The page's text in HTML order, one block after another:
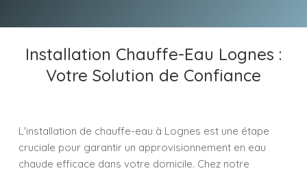
Installation Chauffe-Eau Lognes :
Votre Solution de Confiance
L'installation de chauffe-eau à Lognes est une étape
cruciale pour garantir un approvisionnement en eau
chaude efficace dans votre domicile. Chez notre